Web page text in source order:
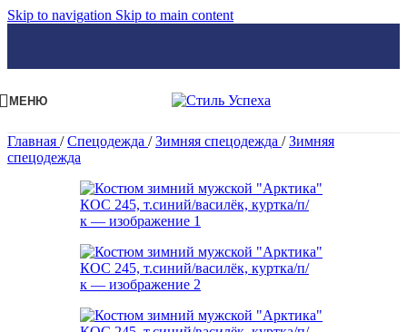
Skip to navigation Skip to main content
МЕНЮ
Главная / Спецодежда / Зимняя спецодежда / Зимняя
спецодежда